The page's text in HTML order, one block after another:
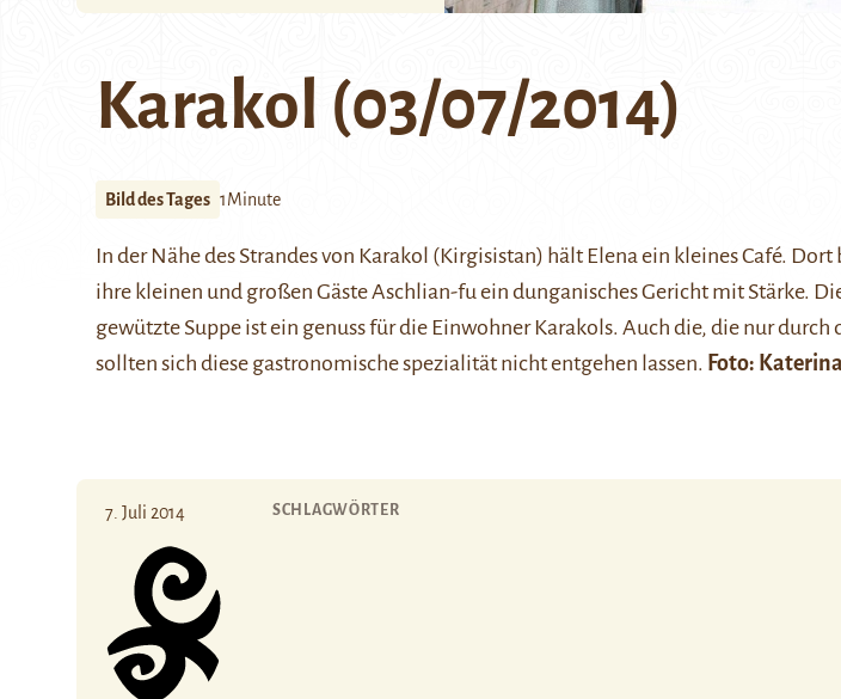
Karakol (03/07/2014)
Bild des Tages 1Minute
In der Nähe des Strandes von Karakol (Kirgisistan) hält Elena ein kleines Café.
ihre kleinen und großen Gäste Aschlian-fu ein dunganisches Gericht mit Stärke.
gewützte Suppe ist ein genuss für die Einwohner Karakols. Auch die, die nur durch
sollten sich diese gastronomische spezialität nicht entgehen lassen. Foto:
7. Juli 2014 SCHLAGWÖRTER